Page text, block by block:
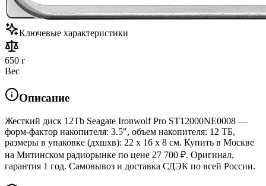
Ключевые характеристики
650 г
Вес
Описание
Жесткий диск 12Tb Seagate Ironwolf Pro ST12000NE0008 —
форм-фактор накопителя: 3.5", объем накопителя: 12 ТБ,
размеры в упаковке (дхшхв): 22 x 16 x 8 см. Купить в Москве
на Митинском радиорынке по цене 27 700 ₽. Оригинал,
гарантия 1 год. Самовывоз и доставка СДЭК по всей России.